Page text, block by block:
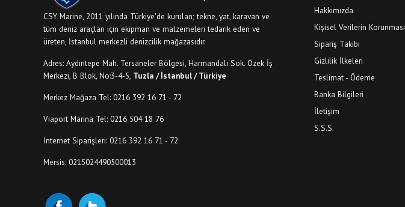
CSY Marine, 2011 yılında Türkiye'de kurulan; tekne, yat, karavan ve
tüm deniz araçları için ekipman ve malzemeleri tedarik eden ve
üreten, İstanbul merkezli denizcilik mağazasıdır.
Adres: Aydıntepe Mah. Tersaneler Bölgesi, Harmandalı Sok. Özek İş
Merkezi, B Blok, No:3-4-5, Tuzla / İstanbul / Türkiye
Merkez Mağaza Tel: 0216 392 16 71 - 72
Viaport Marina Tel: 0216 504 18 76
İnternet Siparişleri: 0216 392 16 71 - 72
Mersis: 0215024490500013
Hakkımızda
Kişisel Verilerin Korunması
Sipariş Takibi
Gizlilik İlkeleri
Teslimat - Ödeme
Banka Bilgileri
İletişim
S.S.S.